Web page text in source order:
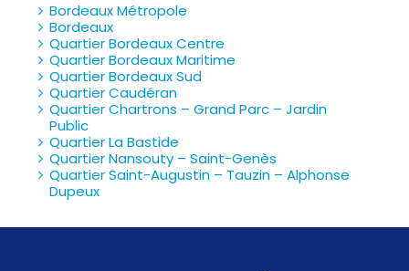
Bordeaux Métropole
Bordeaux
Quartier Bordeaux Centre
Quartier Bordeaux Maritime
Quartier Bordeaux Sud
Quartier Caudéran
Quartier Chartrons – Grand Parc – Jardin
Public
Quartier La Bastide
Quartier Nansouty – Saint-Genès
Quartier Saint-Augustin – Tauzin – Alphonse
Dupeux